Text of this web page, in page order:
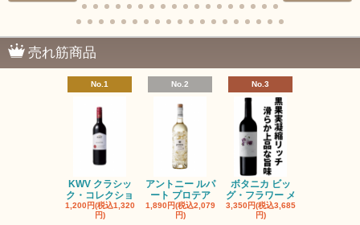
売れ筋商品
No.1
KWV クラシッ
ク・コレクショ
1,200円(税込1,320
円)
No.2
アントニー ルパ
ート プロテア
1,890円(税込2,079
円)
No.3
ボタニカ ビッ
グ・フラワー メ
3,350円(税込3,685
円)